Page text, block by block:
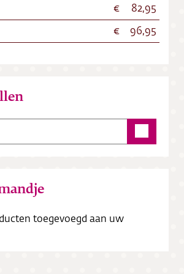
82,95
96,95
toegevoegd aan uw